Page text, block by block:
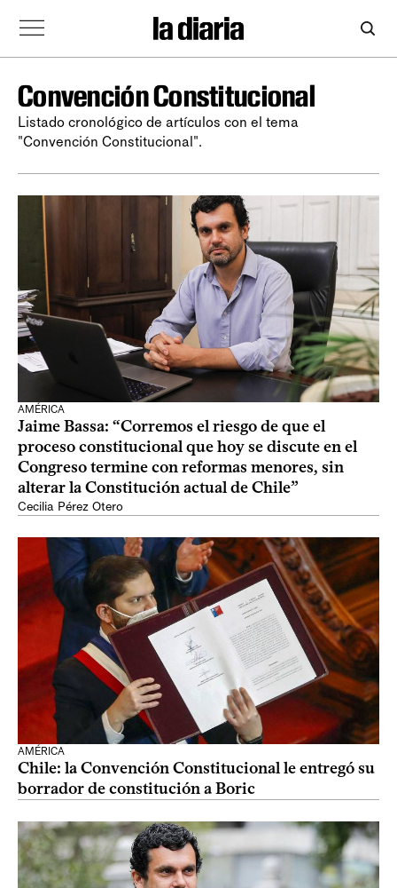
Convención Constitucional
Listado cronológico de artículos con el tema
"Convención Constitucional".
AMÉRICA
Jaime Bassa: “Corremos el riesgo de que el
proceso constitucional que hoy se discute en el
Congreso termine con reformas menores, sin
alterar la Constitución actual de Chile”
Cecilia Pérez Otero
AMÉRICA
Chile: la Convención Constitucional le entregó su
borrador de constitución a Boric